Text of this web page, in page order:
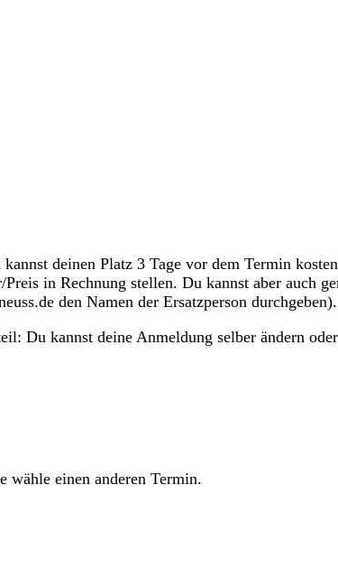
deinen Platz 3 Tage vor dem Termin
in Rechnung stellen. Du kannst aber auch
den Namen der Ersatzperson durchgeben).
Du kannst deine Anmeldung selber ändern
einen anderen Termin.